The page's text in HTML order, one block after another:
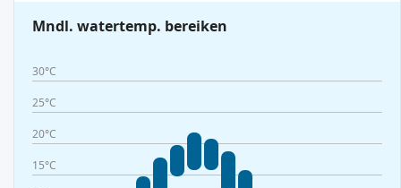
Mndl. watertemp. bereiken
30°C
25°C
20°C
15°C